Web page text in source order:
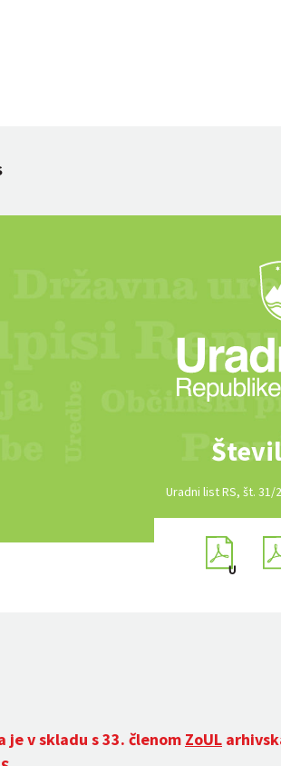
Uradni list RS, št. 31/
je v skladu s 33. členom ZoUL